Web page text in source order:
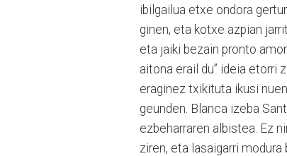
ibilgailua etxe ondora
ginen, eta kotxe azpian
eta jaiki bezain pronto
aitona erail du” ideia etorri
eraginez txikituta ikusi
geunden. Blanca izeba
ezbeharraren albistea. Ez
ziren, eta lasaigarri